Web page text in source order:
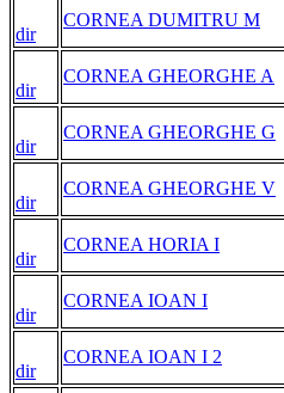
dir
CORNEA DUMITRU M
dir
CORNEA GHEORGHE A
dir
CORNEA GHEORGHE G
dir
CORNEA GHEORGHE V
dir
CORNEA HORIA I
dir
CORNEA IOAN I
dir
CORNEA IOAN I 2